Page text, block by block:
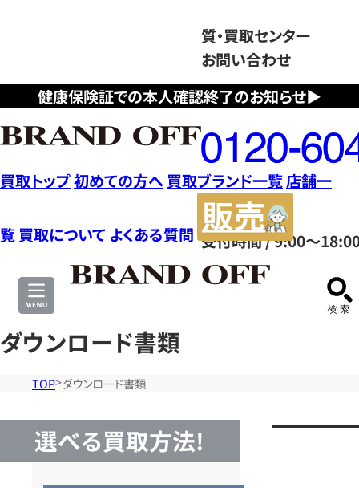
健康保険証での本人確認終了のお知らせ▶
質・買取センター
お問い合わせ
フ
リ
ー
ダ
イ
ヤ
ル
0120604117
受付時間 / 9:00～
買取トップ初めての方へ 買取ブランド一覧店舗一
覧 買取について よくある質問
サ
ダウンロード書類
TOP ダウンロード書類
選べる買取方法!